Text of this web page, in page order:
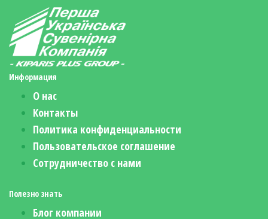
Информация
О нас
Контакты
Политика конфиденциальности
Пользовательское соглашение
Сотрудничество с нами
Полезно знать
Блог компании